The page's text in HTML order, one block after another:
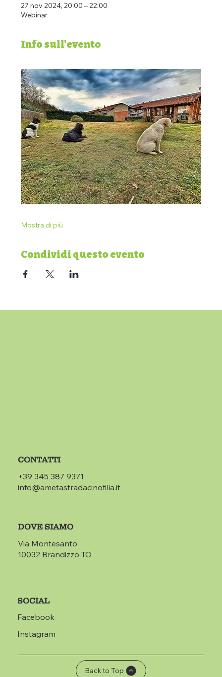
27 nov 2024, 20:00 – 22:00
Webinar
Info sull'evento
Mostra di più
Condividi questo evento
CONTATTI
+39 345 387 9371
info@ametastradacinofilia.it
DOVE SIAMO
Via Montesanto
10032 Brandizzo TO
SOCIAL
Facebook
Instagram
Back to Top